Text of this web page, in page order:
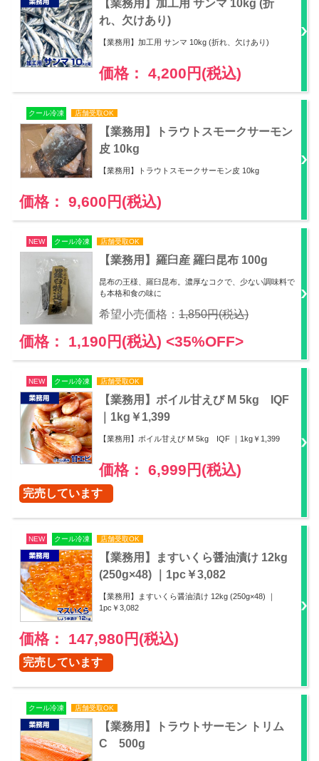
【業務用】加工用 サンマ 10kg (折
れ、欠けあり)
【業務用】加工用 サンマ 10kg (折れ、欠けあり)
価格： 4,200円(税込)
クール冷凍 店舗受取OK
【業務用】トラウトスモークサーモン
皮 10kg
【業務用】トラウトスモークサーモン皮 10kg
価格： 9,600円(税込)
NEW クール冷凍 店舗受取OK
【業務用】羅臼産 羅臼昆布 100g
昆布の王様、羅臼昆布。濃厚なコクで、少ない調味料で
も本格和食の味に
希望小売価格： 1,850円(税込)
価格： 1,190円(税込) <35%OFF>
NEW クール冷凍 店舗受取OK
【業務用】ボイル甘えび M 5kg IQF
｜1kg￥1,399
【業務用】ボイル甘えび M 5kg IQF ｜1kg￥1,399
価格： 6,999円(税込)
完売しています
NEW クール冷凍 店舗受取OK
【業務用】ますいくら醤油漬け 12kg
(250g×48) ｜1pc￥3,082
【業務用】ますいくら醤油漬け 12kg (250g×48) ｜
1pc￥3,082
価格： 147,980円(税込)
完売しています
クール冷凍 店舗受取OK
【業務用】トラウトサーモン トリム
C 500g